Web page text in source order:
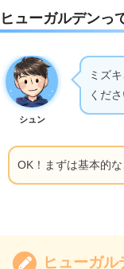
ヒューガルデンっ
シュン
ミズキ
くだ
OK！まずは基本的
ヒューガ